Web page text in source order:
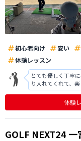
初心者向け
安い
体験レッスン
とても優しく丁寧
り入れてくれて、
寧に教えてくれて
ゴルフをやりたい
思いました。ラウ
体験
GOLF NEXT24 一